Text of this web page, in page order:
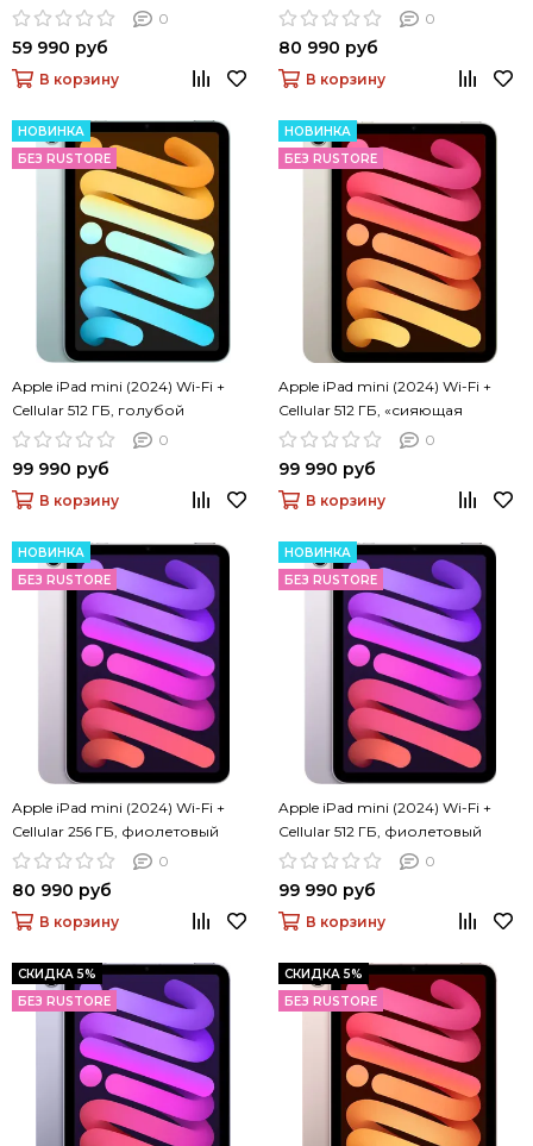
0
59 990 руб
В корзину
0
80 990 руб
В корзину
НОВИНКА
БЕЗ RUSTORE
Apple iPad mini (2024) Wi-Fi +
Cellular 512 ГБ, голубой
0
99 990 руб
В корзину
НОВИНКА
БЕЗ RUSTORE
Apple iPad mini (2024) Wi-Fi +
Cellular 512 ГБ, «сияющая
звезда»
0
99 990 руб
В корзину
НОВИНКА
БЕЗ RUSTORE
Apple iPad mini (2024) Wi-Fi +
Cellular 256 ГБ, фиолетовый
0
80 990 руб
В корзину
НОВИНКА
БЕЗ RUSTORE
Apple iPad mini (2024) Wi-Fi +
Cellular 512 ГБ, фиолетовый
0
99 990 руб
В корзину
СКИДКА 5%
БЕЗ RUSTORE
СКИДКА 5%
БЕЗ RUSTORE